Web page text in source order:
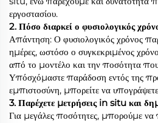
εργοστασίου.
2. Πόσο διαρκεί ο φυσιολογικός
Απάντηση: Ο φυσιολογικός χρόνος
ημέρες, ωστόσο ο συγκεκριμένος
από το μοντέλο και την ποσότητα
Υπόσχόμαστε παράδοση εντός της
εμπιστοσύνη, μπορείτε να
3. Παρέχετε μετρήσεις in situ και
Για μεγάλες ποσότητες, μπορούμε να